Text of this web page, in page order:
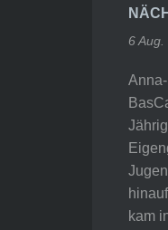
6
kam